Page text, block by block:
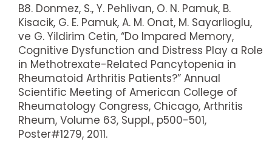
B8. Donmez, S., Y. Pehlivan, O. N. Pamuk, B.
Kisacik, G. E. Pamuk, A. M. Onat, M. Sayarlioglu,
ve G. Yildirim Cetin, “Do Impared Memory,
Cognitive Dysfunction and Distress Play a Role
in Methotrexate-Related Pancytopenia in
Rheumatoid Arthritis Patients?” Annual
Scientific Meeting of American College of
Rheumatology Congress, Chicago, Arthritis
Rheum, Volume 63, Suppl., p500-501,
Poster#1279, 2011.